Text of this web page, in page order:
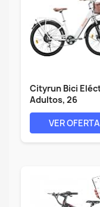
Cityrun Bici
Adultos, 26
''Bicicleta...
VER OFERTA